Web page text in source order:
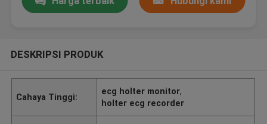
DESKRIPSI PRODUK
Cahaya Tinggi:
ecg holter monitor,
holter ecg recorder